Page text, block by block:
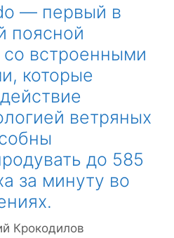
— первый в
поясной
встроенными
которые
ветряных
до 585
за минуту во
Крокодилов